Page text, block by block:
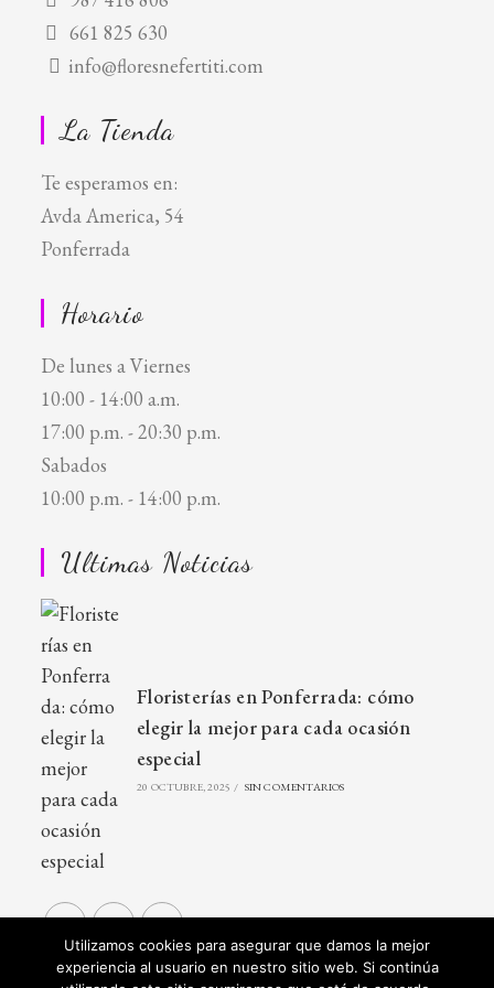
661 825 630
info@floresnefertiti.com
La Tienda
Te esperamos en:
Avda America, 54
Ponferrada
Horario
De lunes a Viernes
10:00 - 14:00 a.m.
17:00 p.m. - 20:30 p.m.
Sabados
10:00 p.m. - 14:00 p.m.
Ultimas Noticias
Floristerías en Ponferrada: cómo
elegir la mejor para cada ocasión
especial
20 OCTUBRE, 2025 / SIN COMENTARIOS
Utilizamos cookies para asegurar que damos la mejor
experiencia al usuario en nuestro sitio web. Si continúa